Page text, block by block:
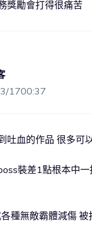
獎勵會打得很痛苦
1700:37
吐血的作品 很多可
裝差1點根本中
種無敵霸體減傷 被